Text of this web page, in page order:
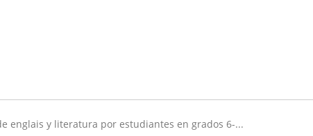
de englais y literatura por estudiantes en grados 6-...